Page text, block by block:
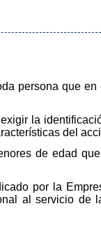
persona que
la
del
de edad
por la
al servicio